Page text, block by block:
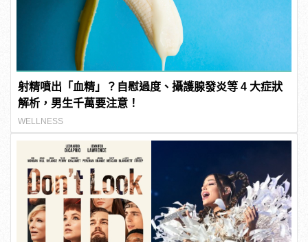
射精噴出「血精」？自慰過度、攝護腺發炎等 4 大症狀
解析，男生千萬要注意！
WELLNESS